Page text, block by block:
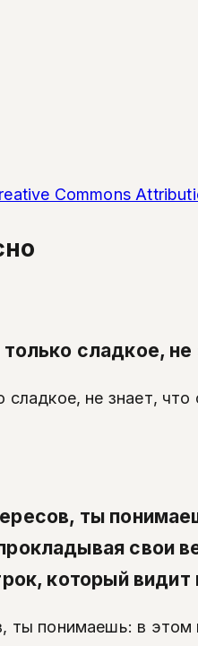
Commons
сладкое,
не знает,
ты
свои
который
ты понимаешь: в